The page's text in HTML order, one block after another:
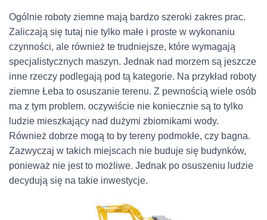
Ogólnie roboty ziemne mają bardzo szeroki zakres prac.
Zaliczają się tutaj nie tylko małe i proste w wykonaniu
czynności, ale również te trudniejsze, które wymagają
specjalistycznych maszyn. Jednak nad morzem są jeszcze
inne rzeczy podlegają pod tą kategorie. Na przykład roboty
ziemne Łeba to osuszanie terenu. Z pewnością wiele osób
ma z tym problem. oczywiście nie koniecznie są to tylko
ludzie mieszkający nad dużymi zbiornikami wody.
Również dobrze mogą to by tereny podmokłe, czy bagna.
Zazwyczaj w takich miejscach nie buduje się budynków,
ponieważ nie jest to możliwe. Jednak po osuszeniu ludzie
decydują się na takie inwestycje.